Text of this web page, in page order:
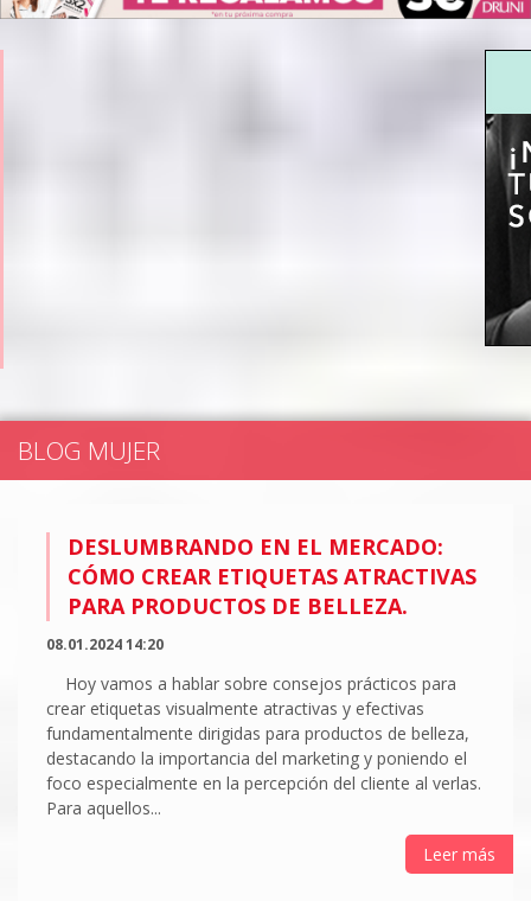
BLOG MUJER
DESLUMBRANDO EN EL MERCADO:
CÓMO CREAR ETIQUETAS ATRACTIVAS
PARA PRODUCTOS DE BELLEZA.
08.01.2024 14:20
Hoy vamos a hablar sobre consejos prácticos para
crear etiquetas visualmente atractivas y efectivas
fundamentalmente dirigidas para productos de belleza,
destacando la importancia del marketing y poniendo el
foco especialmente en la percepción del cliente al verlas.
Para aquellos...
Leer más